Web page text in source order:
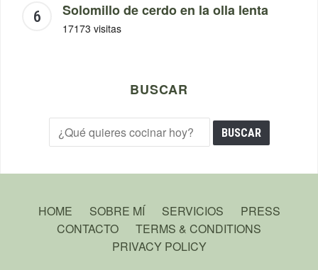
Solomillo de cerdo en la olla lenta
17173 visitas
BUSCAR
HOME SOBRE MÍ SERVICIOS
PRESS
CONTACTO
TERMS & CONDITIONS
PRIVACY POLICY